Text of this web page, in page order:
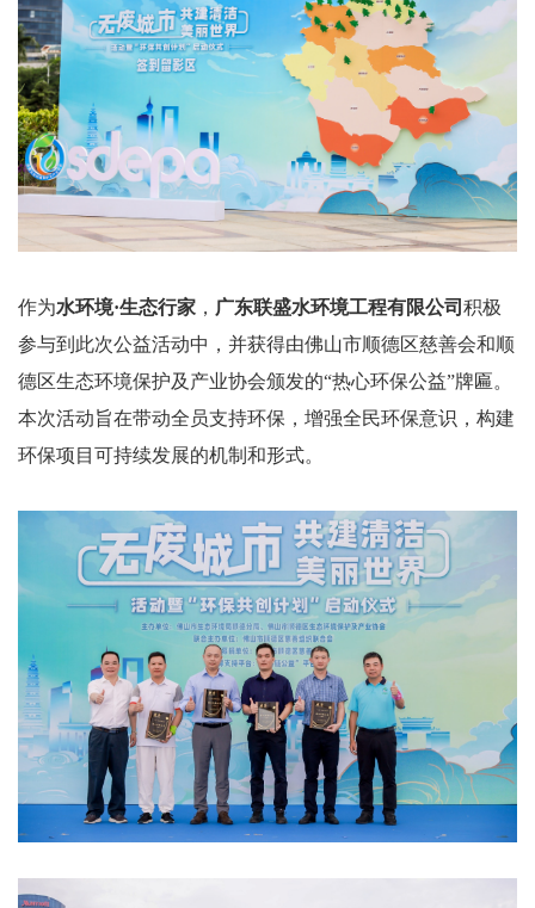
作为水环境·生态行家 ， 广东联盛水环境工程有限公司 积极
参与到此次公益活动中，并获得由佛山市顺德区慈善会和顺
德区生态环境保护及产业协会颁发的“热心环保公益”牌匾。
本次活动旨在带动全员支持环保，增强全民环保意识，构建
环保项目可持续发展的机制和形式。